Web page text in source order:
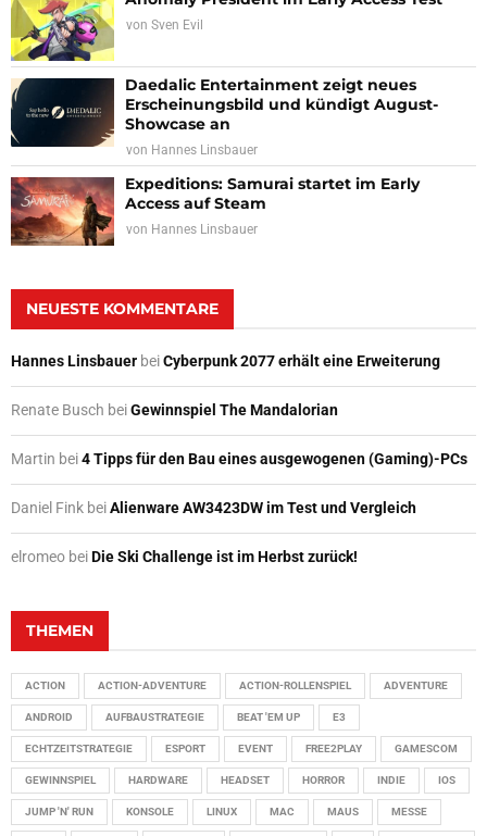
von Sven Evil
Daedalic Entertainment zeigt neues
Erscheinungsbild und kündigt August-
Showcase an
von Hannes Linsbauer
Expeditions: Samurai startet im Early
Access auf Steam
von Hannes Linsbauer
NEUESTE KOMMENTARE
Hannes Linsbauer beiCyberpunk 2077 erhält eine Erweiterung
Renate Busch beiGewinnspiel The Mandalorian
Martin bei4 Tipps für den Bau eines ausgewogenen (Gaming)-PCs
Daniel Fink beiAlienware AW3423DW im Test und Vergleich
elromeo beiDie Ski Challenge ist im Herbst zurück!
THEMEN
ACTION ACTION-ADVENTURE ACTION-ROLLENSPIEL ADVENTURE
ANDROID AUFBAUSTRATEGIE BEAT 'EM UP E3
ECHTZEITSTRATEGIE ESPORT EVENT FREE2PLAY GAMESCOM
GEWINNSPIEL HARDWARE HEADSET HORROR INDIE IOS
JUMP 'N' RUN KONSOLE LINUX MAC MAUS MESSE